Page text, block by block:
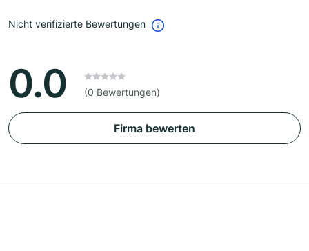
Nicht verifizierte Bewertungen
0.0 (0 Bewertungen)
Firma bewerten